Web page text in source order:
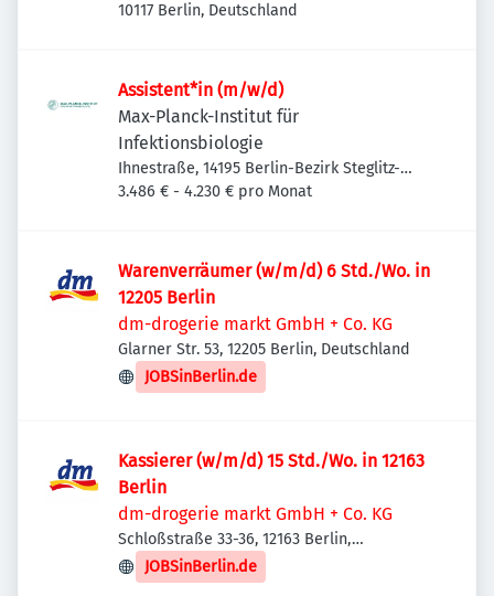
10117 Berlin, Deutschland
Assistent*in (m/w/d)
Max-Planck-Institut für
Infektionsbiologie
Ihnestraße, 14195 Berlin-Bezirk Steglitz-
Zehlendorf, Deutschland
3.486 € - 4.230 € pro Monat
Warenverräumer (w/m/d) 6 Std./Wo. in
12205 Berlin
dm-drogerie markt GmbH + Co. KG
Glarner Str. 53, 12205 Berlin, Deutschland
JOBSinBerlin.de
Kassierer (w/m/d) 15 Std./Wo. in 12163
Berlin
dm-drogerie markt GmbH + Co. KG
Schloßstraße 33-36, 12163 Berlin,
Deutschland
JOBSinBerlin.de